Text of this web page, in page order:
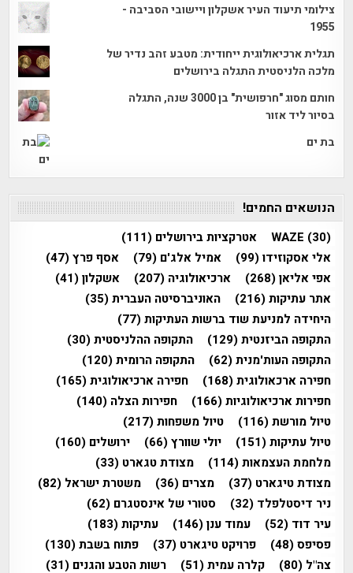
צילומי תיעוד העיר אשקלון ויישובי הסביבה -
1955
תגלית ארכיאולוגית ייחודית: מטבע זהב נדיר של
מלכה הלניסטית התגלה בירושלים
חותם מסוג "חרפושית" בן 3000 שנה, התגלה
בסיור ליד אזור
בת ים
הנושאים החמים!
WAZE (30) אטרקציות בירושלים (111)
אלי אסקוזידו(99) אמיל אלג'ם (79) אסף פרץ(47)
אפי אליאן(268) ארכיאולוגיה (207) אשקלון(41)
אתר עתיקות(216) האוניברסיטה העברית(35)
היחידה למניעת שוד ברשות העתיקות(77)
התקופה הביזנטית(129) התקופה ההלניסטית(30)
התקופה העות'מנית(62) התקופה הרומית(120)
חפירה ארכאולוגית(168) חפירה ארכיאולוגית(165)
חפירות ארכיאולוגיות(166) חפירות הצלה (140)
טיול מורשת(116) טיול משפחות(217)
טיול עתיקות(151) יולי שוורץ(66) ירושלים (160)
מלחמת העצמאות(114) מצודת טגארט (33)
מצודת טיגארט (37) מצרים (36) משטרת ישראל (82)
ניר דיסטלפלד (32) סטורי של אינסטגרם (62)
עיר דוד (52) עמוד ענן(146) עתיקות(183)
פסיפס(48) פרויקט טיגארט (37) פתוח בשבת(130)
צה"ל (80) קלרה עמית(51) רשות הטבע והגנים (31)